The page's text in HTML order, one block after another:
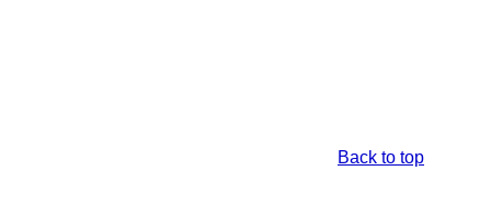
Back to top